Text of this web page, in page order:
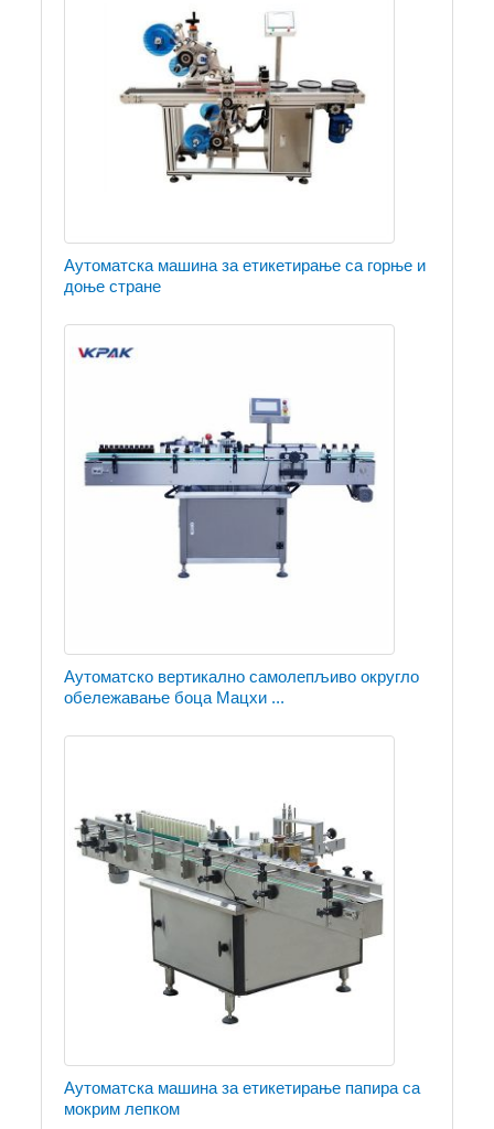
Аутоматска машина за етикетирање са горње и
доње стране
Аутоматско вертикално самолепљиво округло
обележавање боца Мацхи ...
Аутоматска машина за етикетирање папира са
мокрим лепком